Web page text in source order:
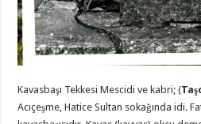
Kavasbaşı Tekkesi Mescidi ve kabri; (
Acıçeşme, Hatice Sultan sokağında idi.